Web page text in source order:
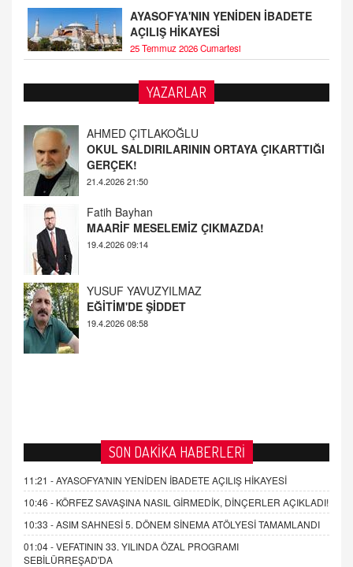
AYASOFYA'NIN YENİDEN İBADETE
AÇILIŞ HİKAYESİ
25 Temmuz 2026 Cumartesi
YAZARLAR
Fatih Bayhan
MAARİF MESELEMİZ ÇIKMAZDA!
19.4.2026 09:14
YUSUF YAVUZYILMAZ
EĞİTİM'DE ŞİDDET
19.4.2026 08:58
AHMED ÇITLAKOĞLU
OKUL SALDIRILARININ ORTAYA ÇIKARTTIĞI
GERÇEK!
SON DAKİKA HABERLERİ
11:21 -AYASOFYA'NIN YENİDEN İBADETE AÇILIŞ HİKAYESİ
10:46 - KÖRFEZ SAVAŞINA NASIL GİRMEDİK, DİNÇERLER AÇIKLADI!
10:33 -ASIM SAHNESİ 5. DÖNEM SİNEMA ATÖLYESİ TAMAMLANDI
01:04 -VEFATININ 33. YILINDA ÖZAL PROGRAMI
SEBİLÜRREŞAD'DA